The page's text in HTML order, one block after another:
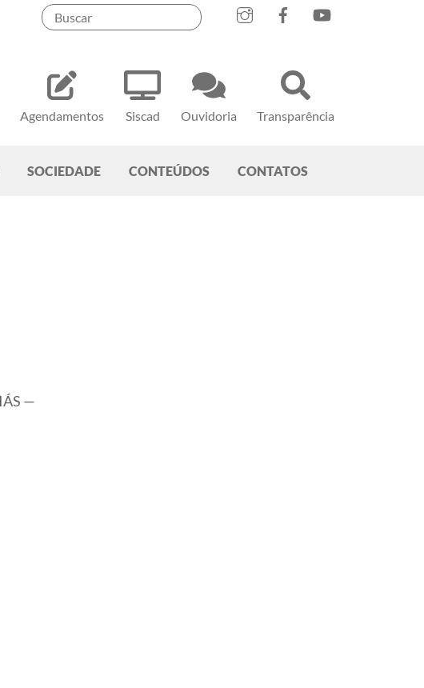
Agendamentos Siscad Ouvidoria Transparência
SOCIEDADE CONTEÚDOS CONTATOS
—